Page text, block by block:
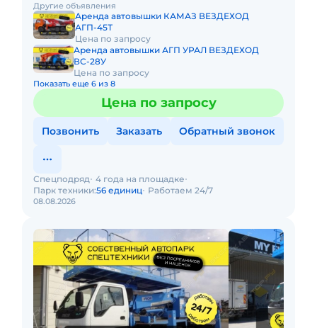
AICHI 29 МЕТРОВПредоставляем в ар
Другие объявления
Аренда автовышки КАМАЗ ВЕЗДЕХОД
АГП-45Т
Цена по запросу
Аренда автовышки АГП УРАЛ ВЕЗДЕХОД
ВС-28У
Цена по запросу
Показать еще 6 из 8
Цена по запросу
Позвонить Заказать Обратный звонок
08.08.2026
Спецподряд 4 года на площадке
Парк техники:56 единиц Работаем 24/7